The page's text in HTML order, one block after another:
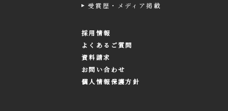
受賞歴・メディア掲載
採用情報
よくあるご質問
資料請求
お問い合わせ
個人情報保護方針